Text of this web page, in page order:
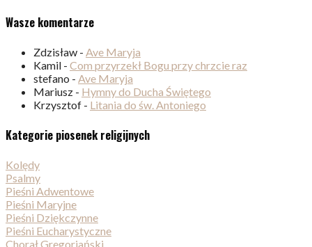
Wasze komentarze
Zdzisław - Ave Maryja
Kamil - Com przyrzekł Bogu przy chrzcie raz
stefano - Ave Maryja
Mariusz - Hymny do Ducha Świętego
Krzysztof - Litania do św. Antoniego
Kategorie piosenek religijnych
Kolędy
Psalmy
Pieśni Adwentowe
Pieśni Maryjne
Pieśni Dziękczynne
Pieśni Eucharystyczne
Chorał Gregoriański